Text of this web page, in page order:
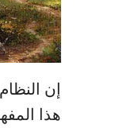
إن
هذا